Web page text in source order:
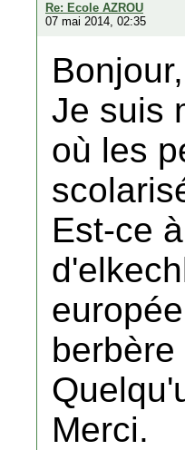
Re: Ecole AZROU
07 mai 2014, 02:35
Bonjour,
Je suis
où les
Est-ce
berbère
Merci.